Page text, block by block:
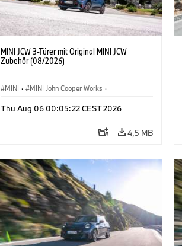
MINI JCW 3-Türer mit Original MINI JCW
Zubehör (08/2026)
MINI · MINI John Cooper Works ·
Sonderausstattungen, Zubehör
Thu Aug 06 00:05:22 CEST 2026
4,5 MB